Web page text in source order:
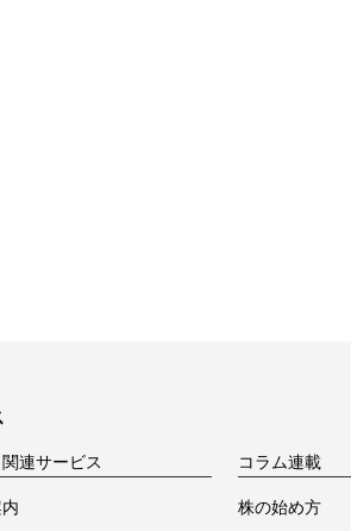
連サービス コラム連載
株の始め方